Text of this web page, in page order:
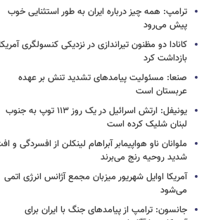
ترامپ: همه چیز درباره ایران به طور استثنایی خوب
پیش می‌رود
کانادا دو مظنون تیراندازی در نزدیکی کنسولگری
بازداشت کرد
صنعا: مسئولیت پیامدهای تشدید تنش بر عهده
عربستان است
یونیفل: ارتش اسرائیل در یک روز ۱۱۳ توپ به جنوب
لبنان شلیک کرده است
ملوانان ناو هواپیمابر آبراهام لینکلن از افسردگی و
شدید روحیه رنج می‌برند
آمریکا اوایل شهریور میزبان مجمع آژانس انرژی اتمی
می‌شود
جانسون: ترامپ از پیامدهای جنگ با ایران برای